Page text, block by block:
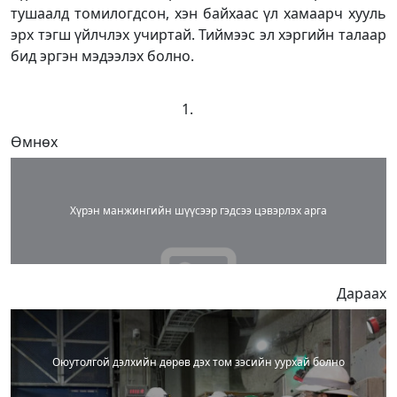
тушаалд томилогдсон, хэн байхаас үл хамаарч хууль
эрх тэгш үйлчлэх учиртай. Тиймээс эл хэргийн талаар
бид эргэн мэдээлэх болно.
Өмнөх
Хүрэн манжингийн шүүсээр гэдсээ цэвэрлэх арга
Дараах
Оюутолгой дэлхийн дөрөв дэх том зэсийн уурхай болно